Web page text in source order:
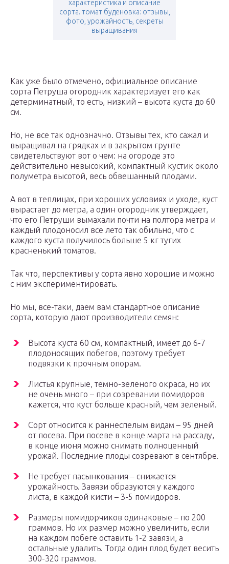
характеристика и описание
сорта. томат буденовка: отзывы,
фото, урожайность, секреты
выращивания
Как уже было отмечено, официальное описание
сорта Петруша огородник характеризует его как
детерминатный, то есть, низкий – высота куста до 60
см.
Но, не все так однозначно. Отзывы тех, кто сажал и
выращивал на грядках и в закрытом грунте
свидетельствуют вот о чем: на огороде это
действительно невысокий, компактный кустик около
полуметра высотой, весь обвешанный плодами.
А вот в теплицах, при хороших условиях и уходе, куст
вырастает до метра, а один огородник утверждает,
что его Петруши вымахали почти на полтора метра и
каждый плодоносил все лето так обильно, что с
каждого куста получилось больше 5 кг тугих
красненький томатов.
Так что, перспективы у сорта явно хорошие и можно
с ним экспериментировать.
Но мы, все-таки, даем вам стандартное описание
сорта, которую дают производители семян:
Высота куста 60 см, компактный, имеет до 6-7
плодоносящих побегов, поэтому требует
подвязки к прочным опорам.
Листья крупные, темно-зеленого окраса, но их
не очень много – при созревании помидоров
кажется, что куст больше красный, чем зеленый.
Сорт относится к раннеспелым видам – 95 дней
от посева. При посеве в конце марта на рассаду,
в конце июня можно снимать полноценный
урожай. Последние плоды созревают в сентябре.
Не требует пасынкования – снижается
урожайность. Завязи образуются у каждого
листа, в каждой кисти – 3-5 помидоров.
Размеры помидорчиков одинаковые – по 200
граммов. Но их размер можно увеличить, если
на каждом побеге оставить 1-2 завязи, а
остальные удалить. Тогда один плод будет весить
300-320 граммов.